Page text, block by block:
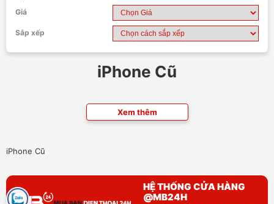
Giá
Sắp xếp
iPhone Cũ
Xem thêm
iPhone Cũ
HỆ THỐNG CỬA HÀNG
@MB24H